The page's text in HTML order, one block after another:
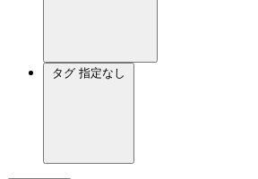
タグ 指定なし